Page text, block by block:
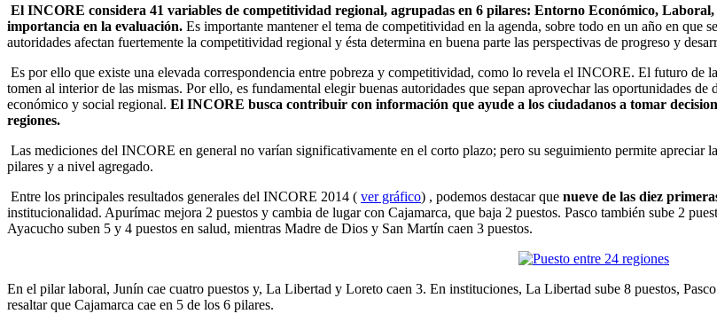
El INCORE considera 41 variables de competitividad regional, agrupadas en 6 pilares: Entorno Económico,
importancia en la evaluación. Es importante mantener el tema de competitividad en la agenda, sobre todo en un año en que
autoridades afectan fuertemente la competitividad regional y ésta determina en buena parte las perspectivas de progreso y
Es por ello que existe una elevada correspondencia entre pobreza y competitividad, como lo revela el INCORE. El futuro de
tomen al interior de las mismas. Por ello, es fundamental elegir buenas autoridades que sepan aprovechar las oportunidades
económico y social regional. El INCORE busca contribuir con información que ayude a los ciudadanos a tomar
regiones.
Las mediciones del INCORE en general no varían significativamente en el corto plazo; pero su seguimiento permite apreciar
pilares y a nivel agregado.
Entre los principales resultados generales del INCORE 2014 ( ver gráfico) , podemos destacar que nueve de las diez
institucionalidad. Apurímac mejora 2 puestos y cambia de lugar con Cajamarca, que baja 2 puestos. Pasco también sube 2
Ayacucho suben 5 y 4 puestos en salud, mientras Madre de Dios y San Martín caen 3 puestos.
En el pilar laboral, Junín cae cuatro puestos y, La Libertad y Loreto caen 3. En instituciones, La Libertad sube 8 puestos,
resaltar que Cajamarca cae en 5 de los 6 pilares.